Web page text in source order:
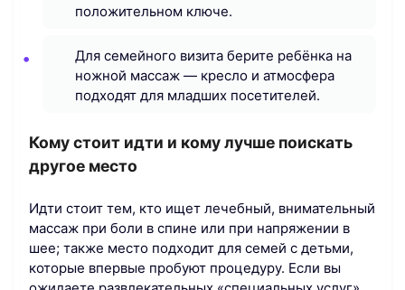
положительном ключе.
Для семейного визита берите ребёнка на
ножной массаж — кресло и атмосфера
подходят для младших посетителей.
Кому стоит идти и кому лучше поискать
другое место
Идти стоит тем, кто ищет лечебный, внимательный
массаж при боли в спине или при напряжении в
шее; также место подходит для семей с детьми,
которые впервые пробуют процедуру. Если вы